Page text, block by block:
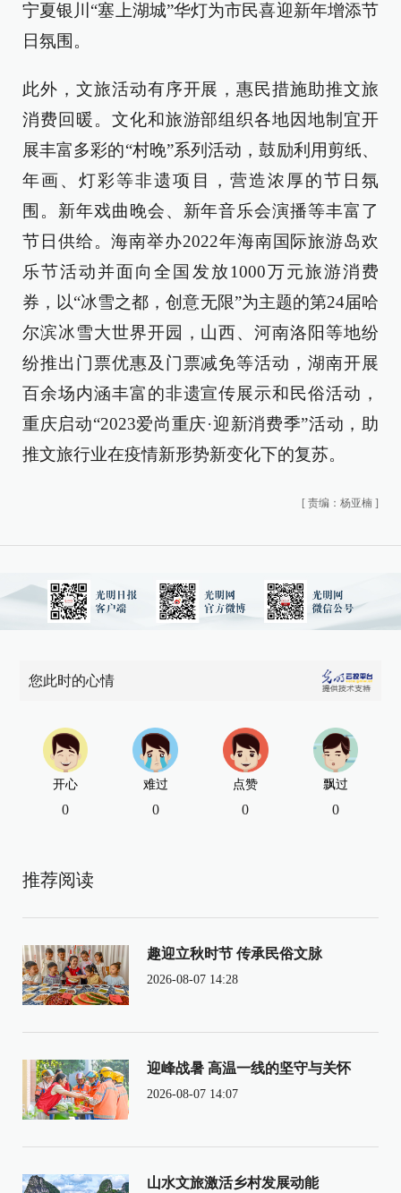
宁夏银川“塞上湖城”华灯为市民喜迎新年增添节
日氛围。
此外，文旅活动有序开展，惠民措施助推文旅
消费回暖。文化和旅游部组织各地因地制宜开
展丰富多彩的“村晚”系列活动，鼓励利用剪纸、
年画、灯彩等非遗项目，营造浓厚的节日氛
围。新年戏曲晚会、新年音乐会演播等丰富了
节日供给。海南举办2022年海南国际旅游岛欢
乐节活动并面向全国发放1000万元旅游消费
券，以“冰雪之都，创意无限”为主题的第24届哈
尔滨冰雪大世界开园，山西、河南洛阳等地纷
纷推出门票优惠及门票减免等活动，湖南开展
百余场内涵丰富的非遗宣传展示和民俗活动，
重庆启动“2023爱尚重庆·迎新消费季”活动，助
推文旅行业在疫情新形势新变化下的复苏。
[ 责编：杨亚楠 ]
您此时的心情
开心
0
难过
0
点赞
0
飘过
0
推荐阅读
趣迎立秋时节 传承民俗文脉
2026-08-07 14:28
迎峰战暑 高温一线的坚守与关怀
2026-08-07 14:07
山水文旅激活乡村发展动能